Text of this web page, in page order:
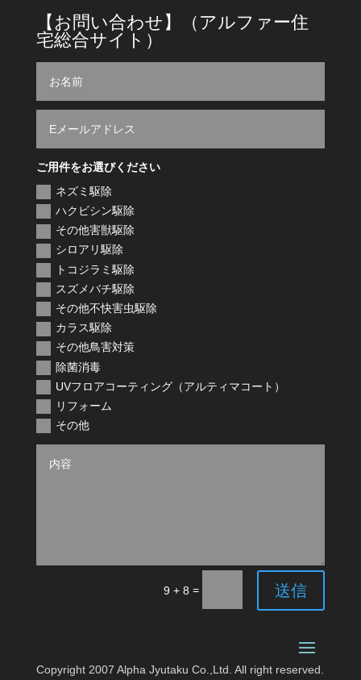
【お問い合わせ】（アルファー住
宅総合サイト）
ご用件をお選びください
ネズミ駆除
ハクビシン駆除
その他害獣駆除
シロアリ駆除
トコジラミ駆除
スズメバチ駆除
その他不快害虫駆除
カラス駆除
その他鳥害対策
除菌消毒
UVフロアコーティング（アルティマコート）
リフォーム
その他
9 + 8 = 送信
Copyright 2007 Alpha Jyutaku Co.,Ltd. All right reserved.